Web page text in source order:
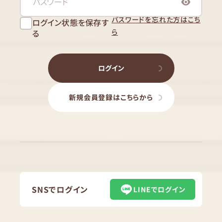
ログイン状態を保存す
る
パスワードを忘れた方はこち
ら
ログイン
新規会員登録はこちらから
SNSでログイン LINEでログイン